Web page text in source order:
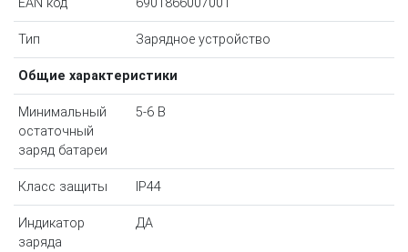
EAN код 6901866007001
Тип Зарядное устройство
Общие характеристики
Минимальный
остаточный
заряд батареи
5-6 В
Класс защиты IP44
Индикатор
заряда
ДА